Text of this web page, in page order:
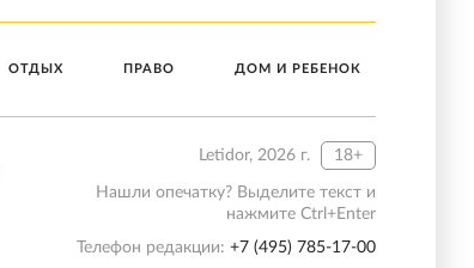
ОТДЫХ ПРАВО ДОМ И РЕБЕНОК
Letidor, 2026 г. 18+
Нашли опечатку? Выделите текст и
нажмите Ctrl+Enter
Телефон редакции: +7 (495) 785-17-00